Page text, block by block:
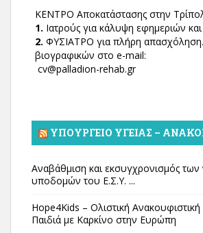
ΚΕΝΤΡΟ Αποκατάστασης στην
1. Ιατρούς για κάλυψη εφημεριών και
2. ΦΥΣΙΑΤΡΟ για πλήρη
βιογραφικών στο e-mail:
cv@palladion-rehab.gr
ΥΠΟΥΡΓΕΊΟ ΥΓΕΊΑΣ –
Αναβάθμιση και εκσυγχρονισμός
υποδομών του Ε.Σ.Υ. ...
Hope4Kids – Ολιστική
Παιδιά με Καρκίνο στην Ευρώπη